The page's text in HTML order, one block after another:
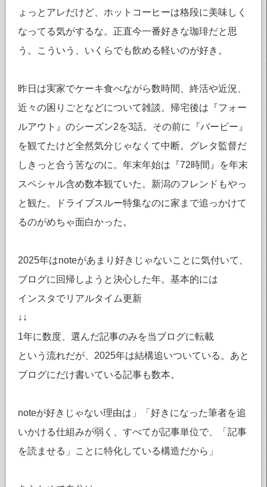
ょっとアレだけど、ホットコーヒーは格段に美味しく
なってる気がするな。正直今一番好きな珈琲だと思
う。こういう、いくらでも飲める軽いのが好き。
昨日は実家でケーキ食べながら数時間、終活や近況、
近々の困りごとなどについて雑談。帰宅後は『フォー
ルアウト』のシーズン2を3話。その前に『バービー』
を観てたけど全然気分じゃなくて中断。グレタ監督だ
しきっと合う筈なのに。年末年始は『72時間』を年末
スペシャル含め数本観ていた。新潟のフレンドもやっ
と観た。ドライブスルー特集なのに家まで追っかけて
るのがめちゃ面白かった。
2025年はnoteがあまり好きじゃないことに気付いて、
ブログに回帰しようと決心した年。基本的には
インスタでリアルタイム更新
↓↓
1年に数度、選んだ記事のみを当ブログに転載
という流れだが、2025年は結構追いついている。あと
ブログにだけ書いている記事も数本。
noteが好きじゃない理由は」「好きになった筆者を追
いかける仕組みが弱く、すべてが記事単位で、「記事
を読ませる」ことに特化している構造だから」